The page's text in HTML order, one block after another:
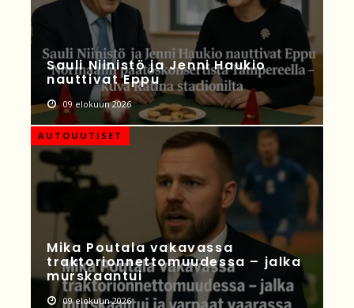
Sauli Niinistö ja Jenni Haukio
nauttivat Eppu
09 elokuun 2026
AUTOUUTISET
Mika Poutala vakavassa
traktorionnettomuudessa – jalka
murskaantui
09 elokuun 2026